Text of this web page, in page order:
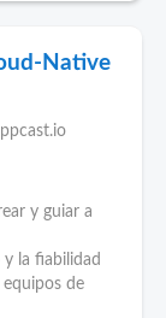
Native
y guiar a
la fiabilidad
de